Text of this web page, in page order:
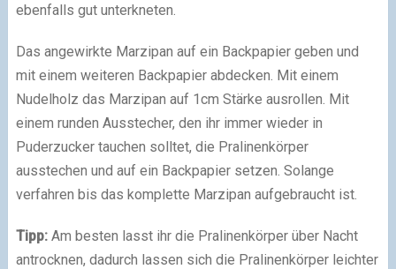
ebenfalls gut unterkneten.
Das angewirkte Marzipan auf ein Backpapier geben und
mit einem weiteren Backpapier abdecken. Mit einem
Nudelholz das Marzipan auf 1cm Stärke ausrollen. Mit
einem runden Ausstecher, den ihr immer wieder in
Puderzucker tauchen solltet, die Pralinenkörper
ausstechen und auf ein Backpapier setzen. Solange
verfahren bis das komplette Marzipan aufgebraucht ist.
Tipp:Am besten lasst ihr die Pralinenkörper über Nacht
antrocknen, dadurch lassen sich die Pralinenkörper leichter